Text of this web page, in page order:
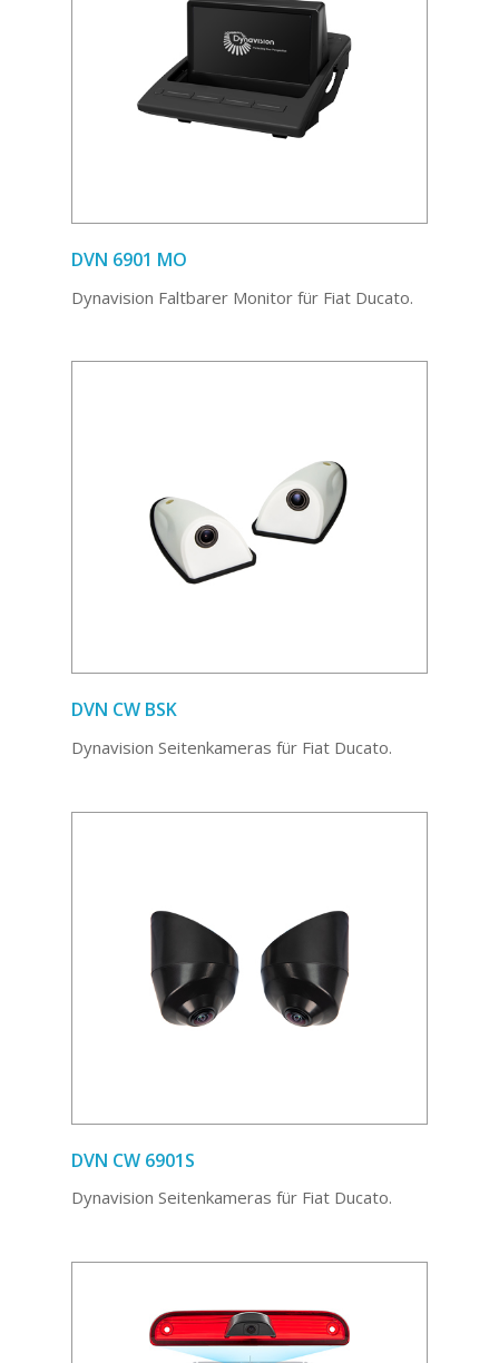
DVN 6901 MO
Dynavision Faltbarer Monitor für Fiat Ducato.
DVN CW BSK
Dynavision Seitenkameras für Fiat Ducato.
DVN CW 6901S
Dynavision Seitenkameras für Fiat Ducato.